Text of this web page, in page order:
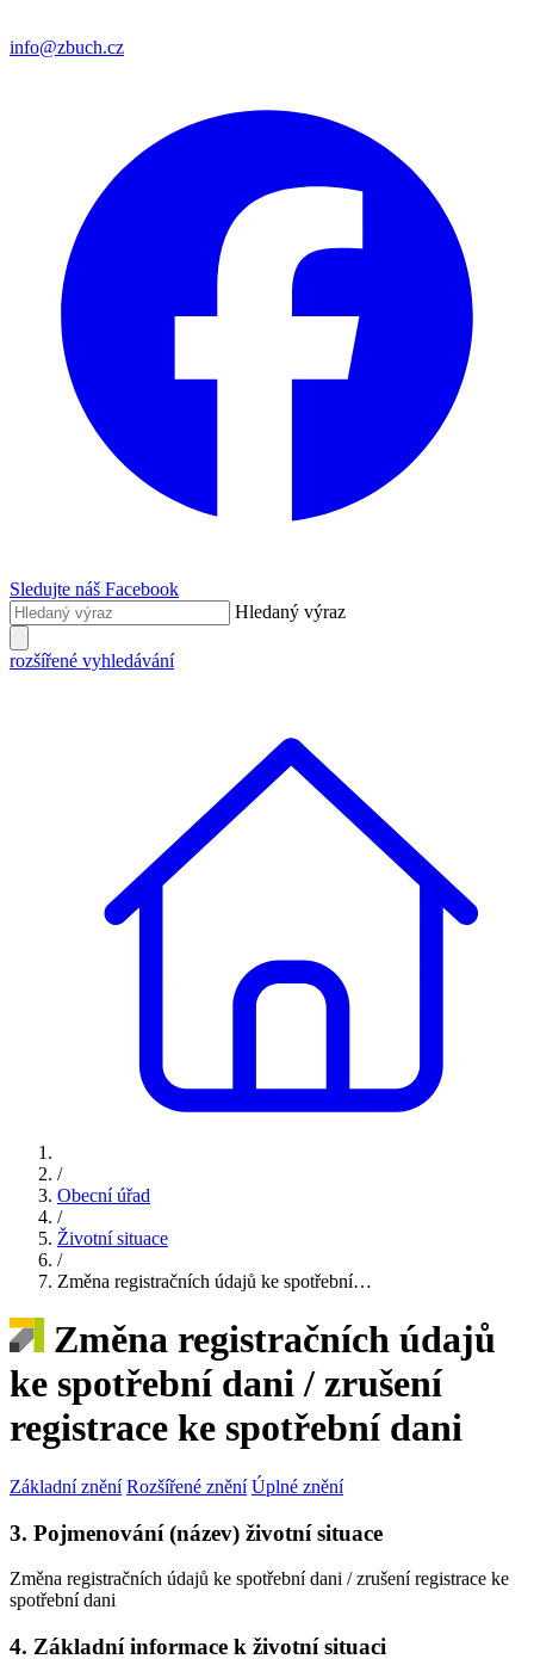
info@zbuch.cz
Sledujte náš Facebook
Hledaný výraz
rozšířené vyhledávání
/
Obecní úřad
/
Životní situace
/
Změna registračních údajů ke spotřební…
Změna registračních údajů
ke spotřební dani / zrušení
registrace ke spotřební dani
Základní znění Rozšířené znění Úplné znění
3. Pojmenování (název) životní situace
Změna registračních údajů ke spotřební dani / zrušení registrace ke
spotřební dani
4. Základní informace k životní situaci